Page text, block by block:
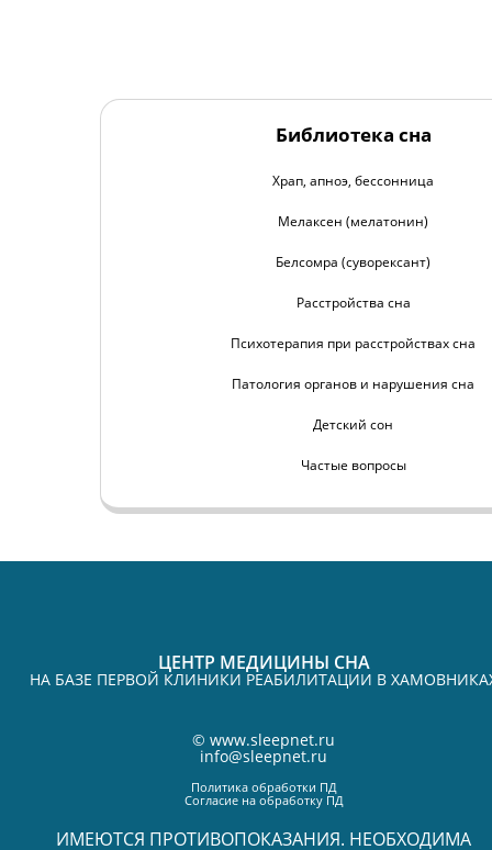
Библиотека сна
Храп, апноэ, бессонница
Мелаксен (мелатонин)
Белсомра (суворексант)
Расстройства сна
Психотерапия при расстройствах сна
Патология органов и нарушения сна
Детский сон
Частые вопросы
ЦЕНТР МЕДИЦИНЫ СНА
НА БАЗЕ ПЕРВОЙ КЛИНИКИ РЕАБИЛИТАЦИИ В
© www.sleepnet.ru
info@sleepnet.ru
Политика обработки ПД
Согласие на обработку ПД
ИМЕЮТСЯ ПРОТИВОПОКАЗАНИЯ. НЕОБХОДИМА